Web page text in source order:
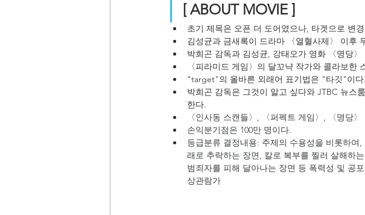
[ ABOUT MOVIE ]
초기 제목은 오픈 더 도어였으나, 타겟으로 변
김성균과 금새록이 드라마 〈열혈사제〉 이후
박희곤 감독과 김성균, 강태오가 영화 〈명당
〈피라미드 게임〉의 달꼬냑 작가와 콜라보
"target"의 올바른 외래어 표기법은 "타깃"이다.
박희곤 감독은 그것이 알고 싶다와 JTBC 뉴스
한다.
〈인사동 스캔들〉, 〈퍼펙트 게임〉, 〈명당
손익분기점은 100만 명이다.
등급분류 결정내용: 주제의 수용성을 비롯하
래로 추락하는 장면, 칼로 복부를 찔러 살해하
범죄자를 피해 달아나는 장면 등 폭력성 및 공
상관람가